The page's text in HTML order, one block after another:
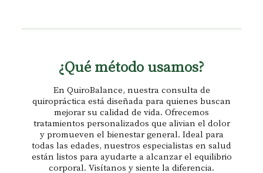
¿Qué método usamos?
En QuiroBalance, nuestra consulta de
quiropráctica está diseñada para quienes buscan
mejorar su calidad de vida. Ofrecemos
tratamientos personalizados que alivian el dolor
y promueven el bienestar general. Ideal para
todas las edades, nuestros especialistas en salud
están listos para ayudarte a alcanzar el equilibrio
corporal. Visítanos y siente la diferencia.